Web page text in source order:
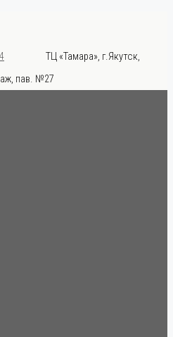
ТЦ «Тамара», г.Якутск,
пав. №27